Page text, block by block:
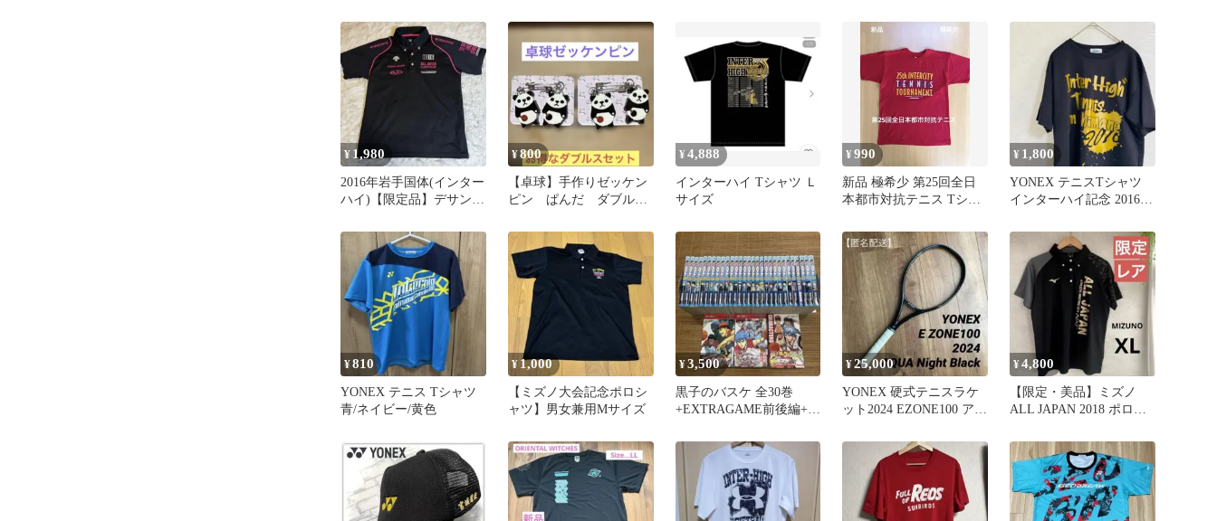
¥ 1,980
2016年岩手国体(インター
ハイ)【限定品】デサン
¥800
【卓球】手作りゼッケン
ピン ぱんだ ダブルス
¥4,888
インターハイ Tシャツ Ｌ
サイズ
¥990
新品 極希少 第25回全日
本都市対抗テニス Tシャ
¥ 1,800
YONEX テニスTシャツ
インターハイ記念 2016
¥810
YONEX テニス Tシャツ
青/ネイビー/黄色
¥ 1,000
【ミズノ大会記念ポロシ
ャツ】男女兼用Mサイズ
¥3,500
黒子のバスケ 全30巻
+EXTRAGAME前後編+キ
¥25,000
YONEX 硬式テニスラケ
ット2024 EZONE100 アク
¥4,800
【限定・美品】ミズノ
ALL JAPAN 2018 ポロシ